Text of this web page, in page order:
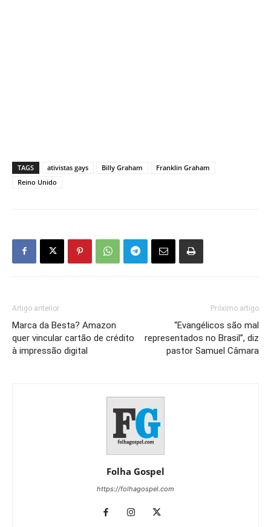
TAGS ativistas gays Billy Graham
Franklin Graham
Reino Unido
Artigo anterior
Marca da Besta? Amazon
quer vincular cartão de crédito
à impressão digital
Próximo artigo
“Evangélicos são mal
representados no Brasil”, diz
pastor Samuel Câmara
Folha Gospel
https://folhagospel.com